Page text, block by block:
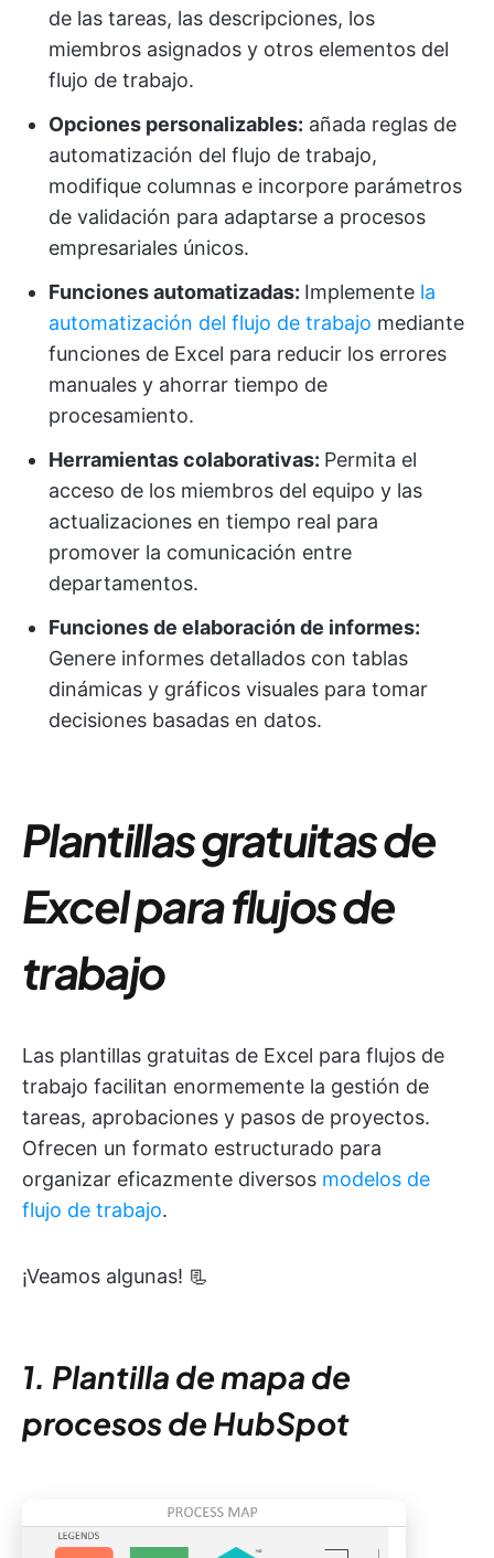
de las tareas, las descripciones, los
miembros asignados y otros elementos del
flujo de trabajo.
Opciones personalizables: añada reglas de
automatización del flujo de trabajo,
modifique columnas e incorpore parámetros
de validación para adaptarse a procesos
empresariales únicos.
Funciones automatizadas: Implemente la
automatización del flujo de trabajo mediante
funciones de Excel para reducir los errores
manuales y ahorrar tiempo de
procesamiento.
Herramientas colaborativas: Permita el
acceso de los miembros del equipo y las
actualizaciones en tiempo real para
promover la comunicación entre
departamentos.
Funciones de elaboración de informes:
Genere informes detallados con tablas
dinámicas y gráficos visuales para tomar
decisiones basadas en datos.
Plantillas gratuitas de
Excel para flujos de
trabajo
Las plantillas gratuitas de Excel para flujos de
trabajo facilitan enormemente la gestión de
tareas, aprobaciones y pasos de proyectos.
Ofrecen un formato estructurado para
organizar eficazmente diversos modelos de
flujo de trabajo.
¡Veamos algunas! 📃
1. Plantilla de mapa de
procesos de HubSpot